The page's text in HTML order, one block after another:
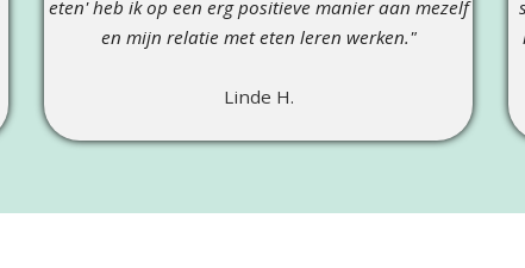
eten' heb ik op een erg positieve manier aan mezelf
en mijn relatie met eten leren werken."
Linde H.